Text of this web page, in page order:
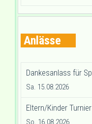
Anlässe
Dankesanlass für
Sa. 15.08.2026
Eltern/Kinder Turnier
So. 16.08.2026